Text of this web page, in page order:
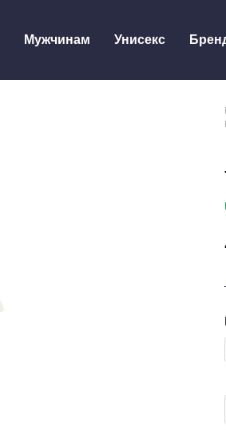
Мужчинам Унисекс